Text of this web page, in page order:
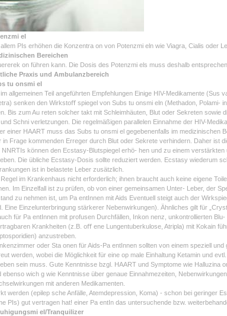
el
allem PIs erhöhen die Konzentra on von Potenzmi eln wie Viagra, Cialis
Bereichen
on führen kann. Die Dosis des Potenzmi els muss deshalb
Praxis und Ambulanzbereich
tu onsmi el
im allgemeinen Teil angeführten Empfehlungen Einige HIV-Medikamente
senken den Wirkstoﬀ spiegel von Subs tu onsmi eln (Methadon,
Bis zum Au reten solcher takt mit Schleimhäuten, Blut oder Sekreten
Schni verletzungen. Die regelmäßigen parallelen Einnahme der HIV-
einer HAART muss das Subs tu onsmi el gegebenenfalls im medizinischen
in Frage kommenden Erreger durch Blut oder Sekrete verhindern. Daher ist
NNRTIs können den Ecstasy-Blutspiegel erhö- hen und zu einem
Die übliche Ecstasy-Dosis sollte reduziert werden. Ecstasy wiederum
ist in belastete Leber zusätzlich.
im Krankenhaus nicht erforderlich; ihnen braucht auch keine eigene
Im Einzelfall ist zu prüfen, ob von einer gemeinsamen Unter- Leber, der
zu nehmen ist, um Pa entInnen mit Aids Eventuell steigt auch der
Eine Einzelunterbringung stärkerer Nebenwirkungen). Ähnliches gilt für
für Pa entInnen mit profusen Durchfällen, Inkon nenz, unkontrollierten
Krankheiten (z.B. oﬀ ene Lungentuberkulose, Atripla) mit Kokain
anzustreben.
oder Sta onen für Aids-Pa entInnen sollten von einem speziell
werden, wobei die Möglichkeit für eine op male Einhaltung Ketamin und
sein muss. Gute Kenntnisse bzgl. HAART und Symptome wie Halluzina
ebenso wich g wie Kenntnisse über genaue Einnahmezeiten,
mit anderen Medikamenten.
werden (epilep sche Anfälle, Atemdepression, Koma) - schon bei geringer
PIs) gut vertragen hat! einer Pa entIn das untersuchende bzw.
el/Tranquilizer